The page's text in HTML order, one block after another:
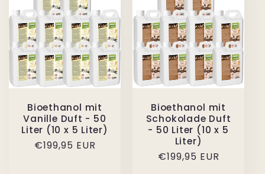
Bioethanol mit
Vanille Duft - 50
Liter (10 x 5 Liter)
Normaler
€199,95 EUR
Bioethanol mit
Schokolade Duft
- 50 Liter (10 x 5
Liter)
Normaler
€199,95 EUR